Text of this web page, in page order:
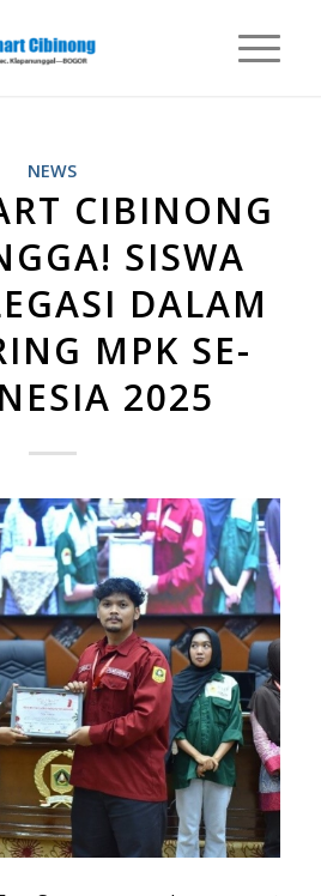
NEWS
CIBINONG
SISWA
DALAM
MPK SE-
2025